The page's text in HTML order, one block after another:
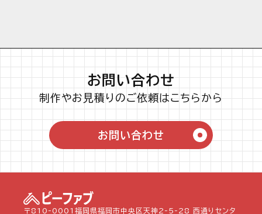
お問い合わせ
制作やお見積りのご依頼はこちらから
お問い合わせ
〒810-0001福岡県福岡市中央区天神2-5-28 西通りセンタ